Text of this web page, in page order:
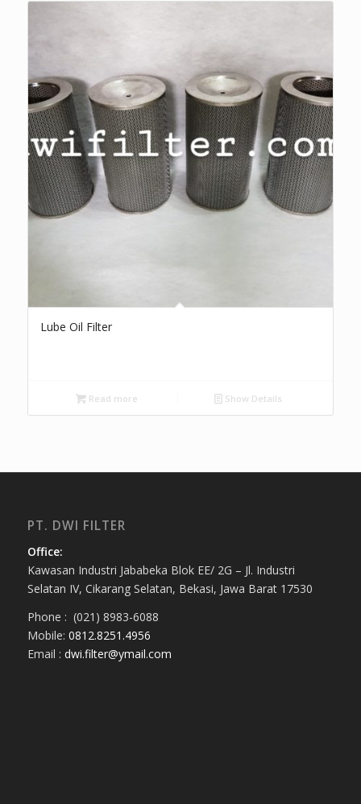
Lube Oil Filter
Read more Show Details
PT. DWI FILTER
Office:
Kawasan Industri Jababeka Blok EE/ 2G – Jl. Industri
Selatan IV, Cikarang Selatan, Bekasi, Jawa Barat 17530
Phone : (021) 8983-6088
Mobile: 0812.8251.4956
Email : dwi.filter@ymail.com